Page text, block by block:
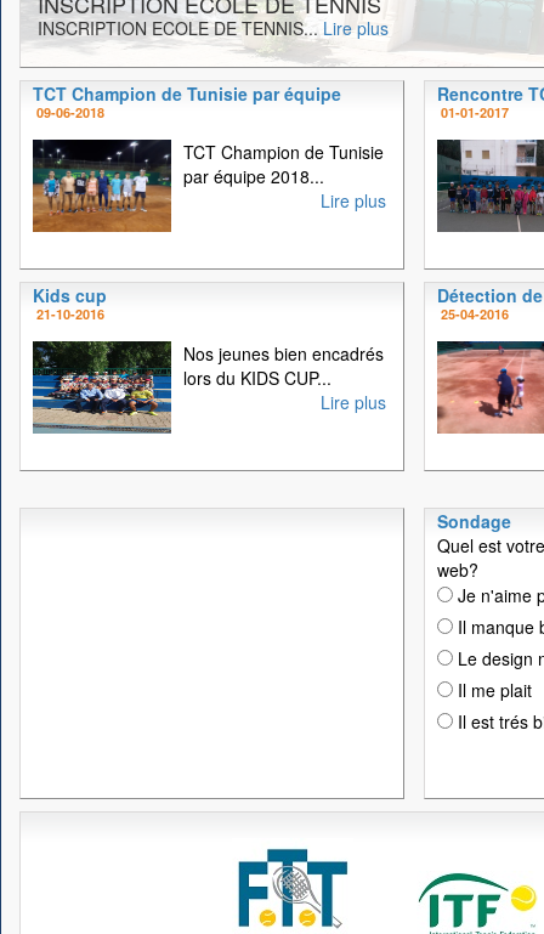
INSCRIPTION ECOLE DE TENNIS... Lire plus
TCT Champion de Tunisie par équipe
09-06-2018
TCT Champion de Tunisie
par équipe 2018...
Lire plus
Rencontre
01-01-2017
Kids cup
21-10-2016
Nos jeunes bien encadrés
lors du KIDS CUP...
Lire plus
Détection
25-04-2016
Sondage
Quel est
web?
Je n'aime
Il manque
Le design
Il me plait
Il est trés